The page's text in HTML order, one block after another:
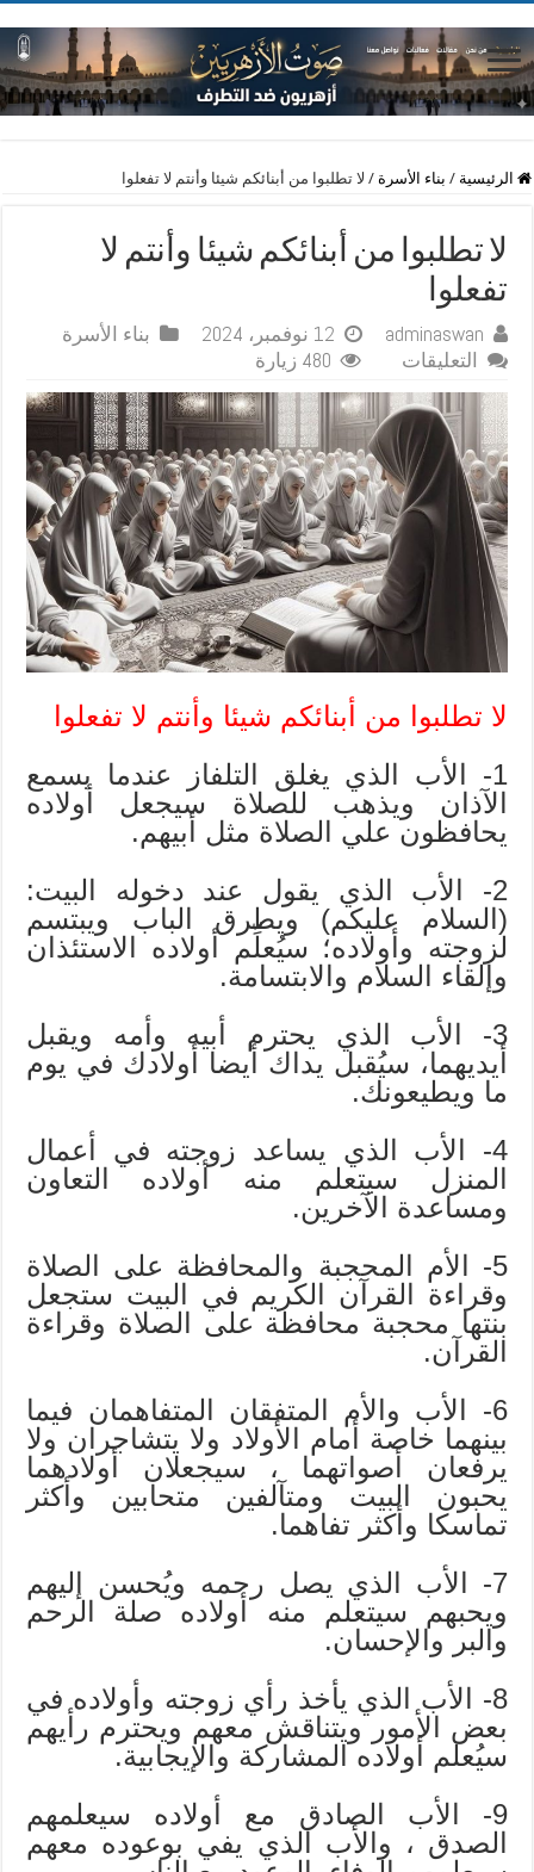
الرئيسية / بناء الأسرة / لا تطلبوا من أبنائكم شيئا وأنتم لا تفعلوا
لا تطلبوا من أبنائكم شيئا وأنتم لا
تفعلوا
adminaswan 12 نوفمبر، 2024
بناء الأسرة
التعليقات
تطلبوا
من
أبنائكم
شيئا
وأنتم
لا
تفعلوا
مغلقة
480 زيارة
لا تطلبوا من أبنائكم شيئا وأنتم لا تفعلوا
1- الأب الذي يغلق التلفاز عندما يسمع
الآذان ويذهب للصلاة سيجعل أولاده
يحافظون علي الصلاة مثل أبيهم.
2- الأب الذي يقول عند دخوله البيت:
(السلام عليكم) ويطرق الباب ويبتسم
لزوجته وأولاده؛ سيُعلِّم أولاده الاستئذان
وإلقاء السلام والابتسامة.
3- الأب الذي يحترم أبيه وأمه ويقبل
أيديهما، سيُقبل يداك أيضا أولادك في يوم
ما ويطيعونك.
4- الأب الذي يساعد زوجته في أعمال
المنزل سيتعلم منه أولاده التعاون
ومساعدة الآخرين.
5- الأم المحجبة والمحافظة على الصلاة
وقراءة القرآن الكريم في البيت ستجعل
بنتها محجبة محافظة على الصلاة وقراءة
القرآن.
6- الأب والأم المتفقان المتفاهمان فيما
بينهما خاصة أمام الأولاد ولا يتشاجران ولا
يرفعان أصواتهما ، سيجعلان أولادهما
يحبون البيت ومتآلفين متحابين وأكثر
تماسكا وأكثر تفاهما.
7- الأب الذي يصل رحمه ويُحسن إليهم
ويحبهم سيتعلم منه أولاده صلة الرحم
والبر والإحسان.
8- الأب الذي يأخذ رأي زوجته وأولاده في
بعض الأمور ويتناقش معهم ويحترم رأيهم
سيُعلم أولاده المشاركة والإيجابية.
9- الأب الصادق مع أولاده سيعلمهم
الصدق ، والأب الذي يفي بوعوده معهم